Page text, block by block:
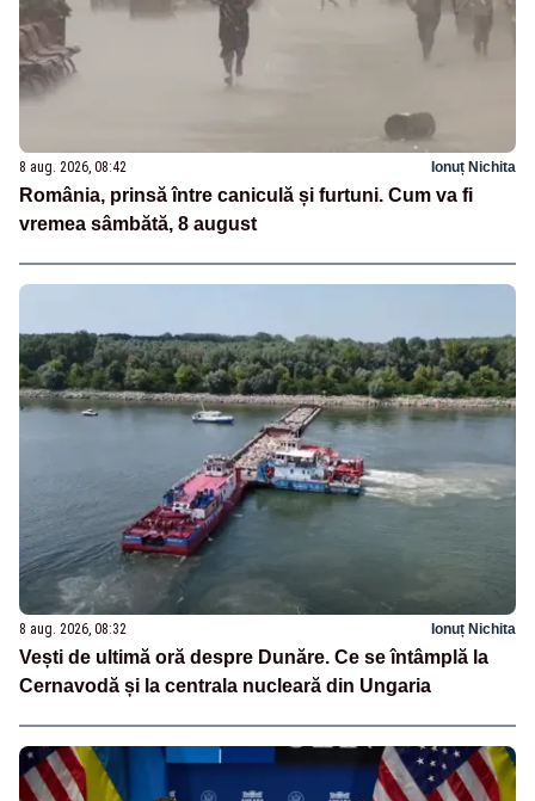
8 aug. 2026, 08:42 Ionuț Nichita
România, prinsă între caniculă și furtuni. Cum va fi
vremea sâmbătă, 8 august
8 aug. 2026, 08:32 Ionuț Nichita
Vești de ultimă oră despre Dunăre. Ce se întâmplă la
Cernavodă și la centrala nucleară din Ungaria